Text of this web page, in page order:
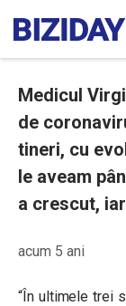
Medicul
de
tineri, cu
le aveam
a crescut,
acum 5 ani
“În ultimele trei